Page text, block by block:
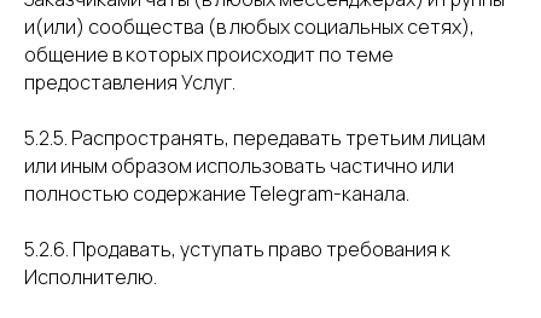
и(или) сообщества (в любых социальных сетях),
общение в которых происходит по теме
предоставления Услуг.
5.2.5. Распространять, передавать третьим лицам
или иным образом использовать частично или
полностью содержание Telegram-канала.
5.2.6. Продавать, уступать право требования к
Исполнителю.